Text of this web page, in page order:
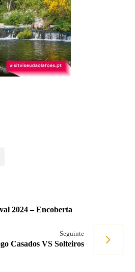
2024 – Encoberta
Seguinte
Casados VS Solteiros